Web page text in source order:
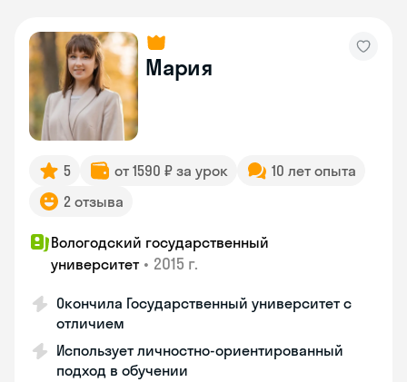
Мария
5 от 1590 ₽ за урок
10 лет опыта
2 отзыва
Вологодский государственный
университет • 2015 г.
Окончила Государственный университет с
отличием
Использует личностно-ориентированный
подход в обучении